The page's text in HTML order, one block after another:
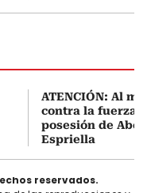
ATENCIÓN: Al
contra la fuerza
posesión de
Espriella
reservados.